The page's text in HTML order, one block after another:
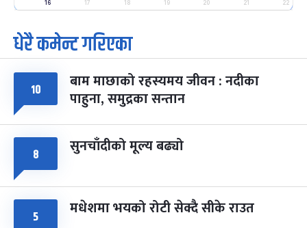
मंगल फाल्गुन २५, २०८३ Mar 9, 2027
७
आइत
पूर्णिमा व्रत
चैत्र ७, २०८३-Mar 21, 2027
८ फागुपूर्णिमा
चैत्र ८, २०८३-Mar 22, 2027
७ महिना बाँकी
16 17 18 19 20 21 22
धेरै कमेन्ट गरिएका
१० बाम माछाको रहस्यमय जीवन : नदीका
पाहुना, समुद्रका सन्तान
८ सुनचाँदीको मूल्य बढ्यो
५ मधेशमा भयको रोटी सेक्दै सीके राउत